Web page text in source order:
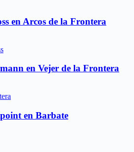
en Arcos de la Frontera
en Vejer de la Frontera
en Barbate